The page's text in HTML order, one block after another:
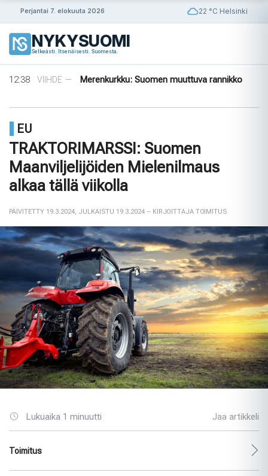
Perjantai 7. elokuuta 2026 22 °C Helsinki
NYKYSUOMI
Selkeästi. Itsenäisesti. Suomesta.
14:56 ULKOMAAT —
Puola ja Yhdysvallat neuvottelevat
pysyvistä sotilastukikohdista
14:42
VIIHDE —
Norjalainen viikinkihauta avattiin
12:38
VIIHDE —
Merenkurkku: Suomen muuttuva rannikko
08:33
Tanska puuttuu tekoälyhuijauksiin
pysyvistä sotilastukikohdista
14:42
VIIHDE — Norjalainen viikinkihauta avattiin
EU
TRAKTORIMARSSI: Suomen
Maanviljelijöiden Mielenilmaus
alkaa tällä viikolla
PÄIVITETTY 19.3.2024 JULKAISTU 19.3.2024 – KIRJOITTAJA TOIMITUS
Lukuaika 1 minuutti Jaa artikkeli
Toimitus